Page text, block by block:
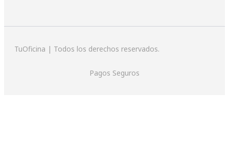
TuOficina | Todos los derechos reservados.
Pagos Seguros